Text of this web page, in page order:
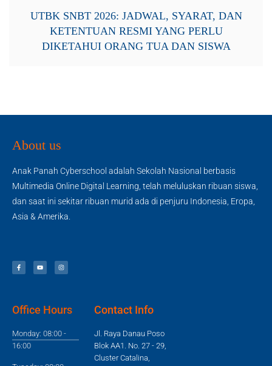
UTBK SNBT 2026: JADWAL, SYARAT, DAN
KETENTUAN RESMI YANG PERLU
DIKETAHUI ORANG TUA DAN SISWA
About us
Anak Panah Cyberschool adalah Sekolah Nasional berbasis
Multimedia Online Digital Learning, telah meluluskan ribuan siswa,
dan saat ini sekitar ribuan murid ada di penjuru Indonesia, Eropa,
Asia & Amerika.
Office Hours
Monday: 08:00 -
16:00
Contact Info
Jl. Raya Danau Poso
Blok AA1. No. 27 - 29,
Cluster Catalina,